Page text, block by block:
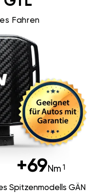
Fahren
+69Nm
Spitzenmodells GÄN